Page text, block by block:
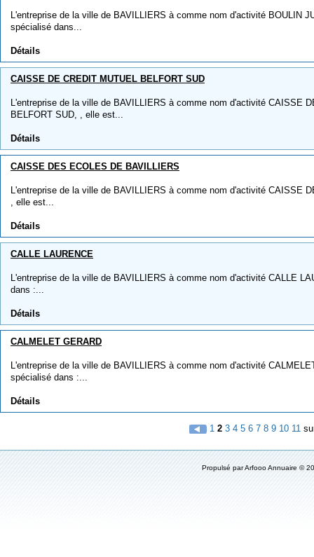
L'entreprise de la ville de BAVILLIERS à comme nom d'activité BOULIN
spécialisé dans...
Détails
CAISSE DE CREDIT MUTUEL BELFORT SUD
L'entreprise de la ville de BAVILLIERS à comme nom d'activité CAISSE
BELFORT SUD, , elle est...
Détails
CAISSE DES ECOLES DE BAVILLIERS
L'entreprise de la ville de BAVILLIERS à comme nom d'activité CAISSE
, elle est...
Détails
CALLE LAURENCE
L'entreprise de la ville de BAVILLIERS à comme nom d'activité CALLE
dans :...
Détails
CALMELET GERARD
L'entreprise de la ville de BAVILLIERS à comme nom d'activité
spécialisé dans :...
Détails
1 2 3 4 5 6 7 8 9 10 11
Propulsé parArfooo Annuaire ©